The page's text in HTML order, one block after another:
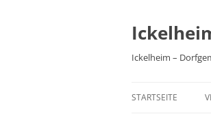
springen
Ickelheim –
STARTSEITE